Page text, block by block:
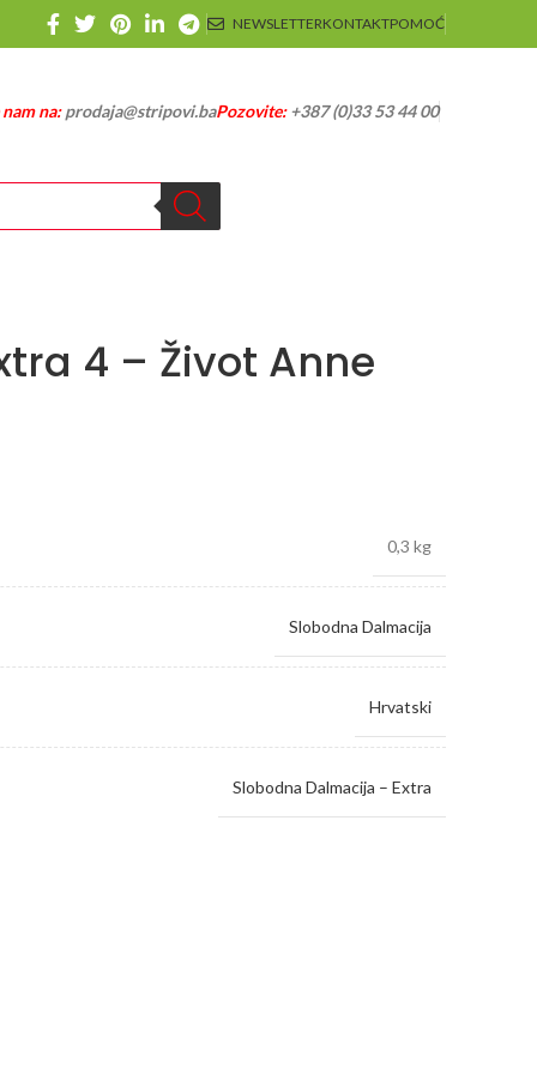
NEWSLETTERKONTAKTPOMOĆ
na:prodaja@stripovi.baPozovite:+387 (0)33 53 44 00
4 – Život Anne
0,3 kg
Slobodna Dalmacija
Hrvatski
Slobodna Dalmacija – Extra